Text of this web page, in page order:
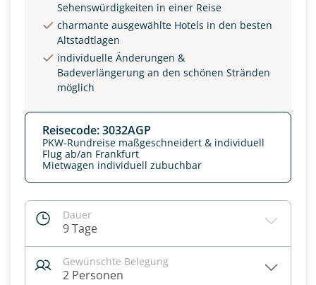
Sehenswürdigkeiten in einer Reise
charmante ausgewählte Hotels in den besten
Altstadtlagen
individuelle Änderungen &
Badeverlängerung an den schönen Stränden
möglich
Reisecode: 3032AGP
PKW-Rundreise maßgeschneidert & individuell
Flug ab/an Frankfurt
Mietwagen individuell zubuchbar
Dauer
9 Tage
Gewünschte Belegung
2 Personen
Option 2
Weitere Informationen